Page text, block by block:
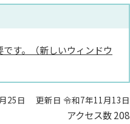
す。（新しいウィンドウ
25日 更新日 令和7年11月13日
アクセス数208